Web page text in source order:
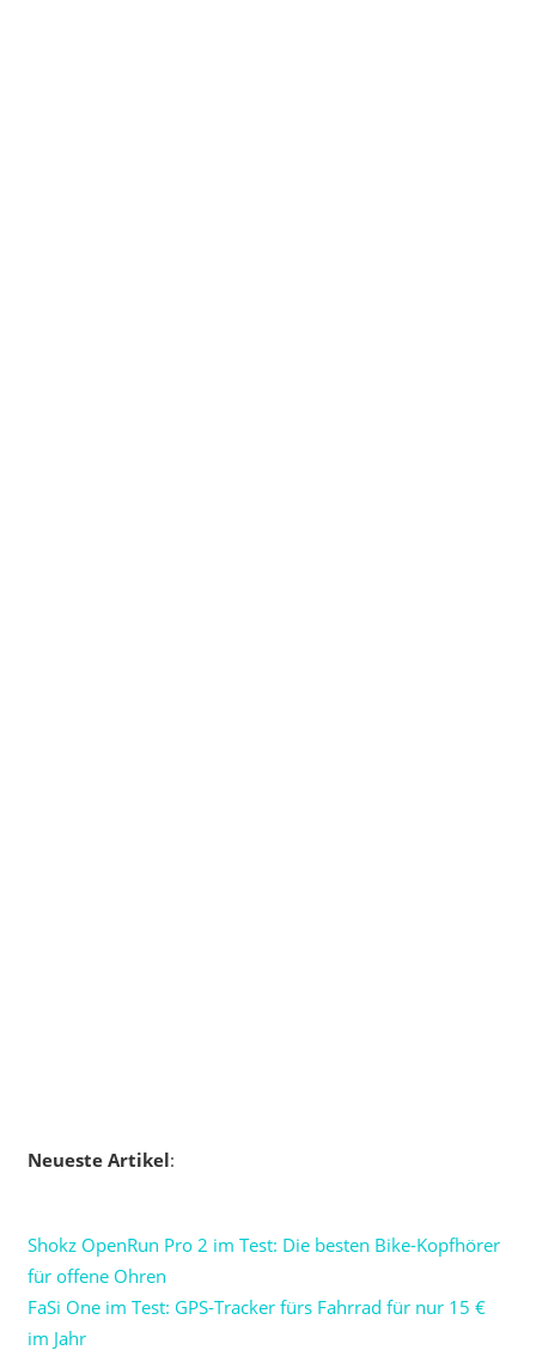
Neueste Artikel:
Shokz OpenRun Pro 2 im Test: Die besten Bike-Kopfhörer
für offene Ohren
FaSi One im Test: GPS-Tracker fürs Fahrrad für nur 15 €
im Jahr